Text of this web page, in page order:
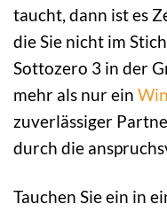
taucht, dann ist es
die Sie nicht im
Sottozero 3 in der
mehr als nur ein
zuverlässiger
durch die
Tauchen Sie ein in